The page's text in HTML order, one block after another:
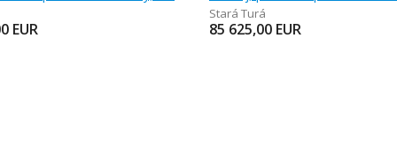
EUR
Stará Turá
85 625,00 EUR